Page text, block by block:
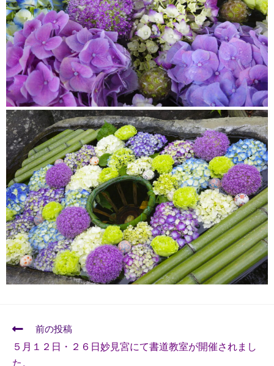
前の投稿
５月１２日・２６日妙見宮にて書道教室が開催されまし
た。